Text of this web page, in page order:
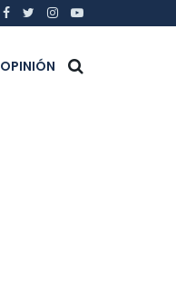
OPINIÓN